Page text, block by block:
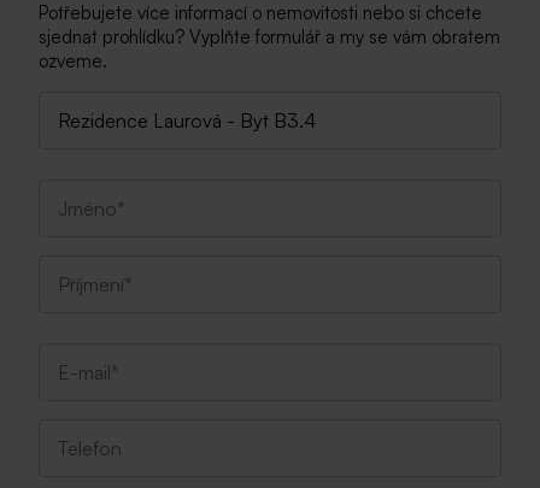
Potřebujete více informací o nemovitosti nebo si chcete
sjednat prohlídku? Vyplňte formulář a my se vám obratem
ozveme.